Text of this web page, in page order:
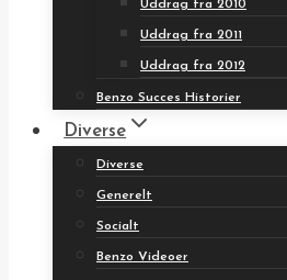
Uddrag fra 2010
Uddrag fra 2011
Uddrag fra 2012
Benzo Succes Historier
Diverse
Diverse
Generelt
Socialt
Benzo Videoer